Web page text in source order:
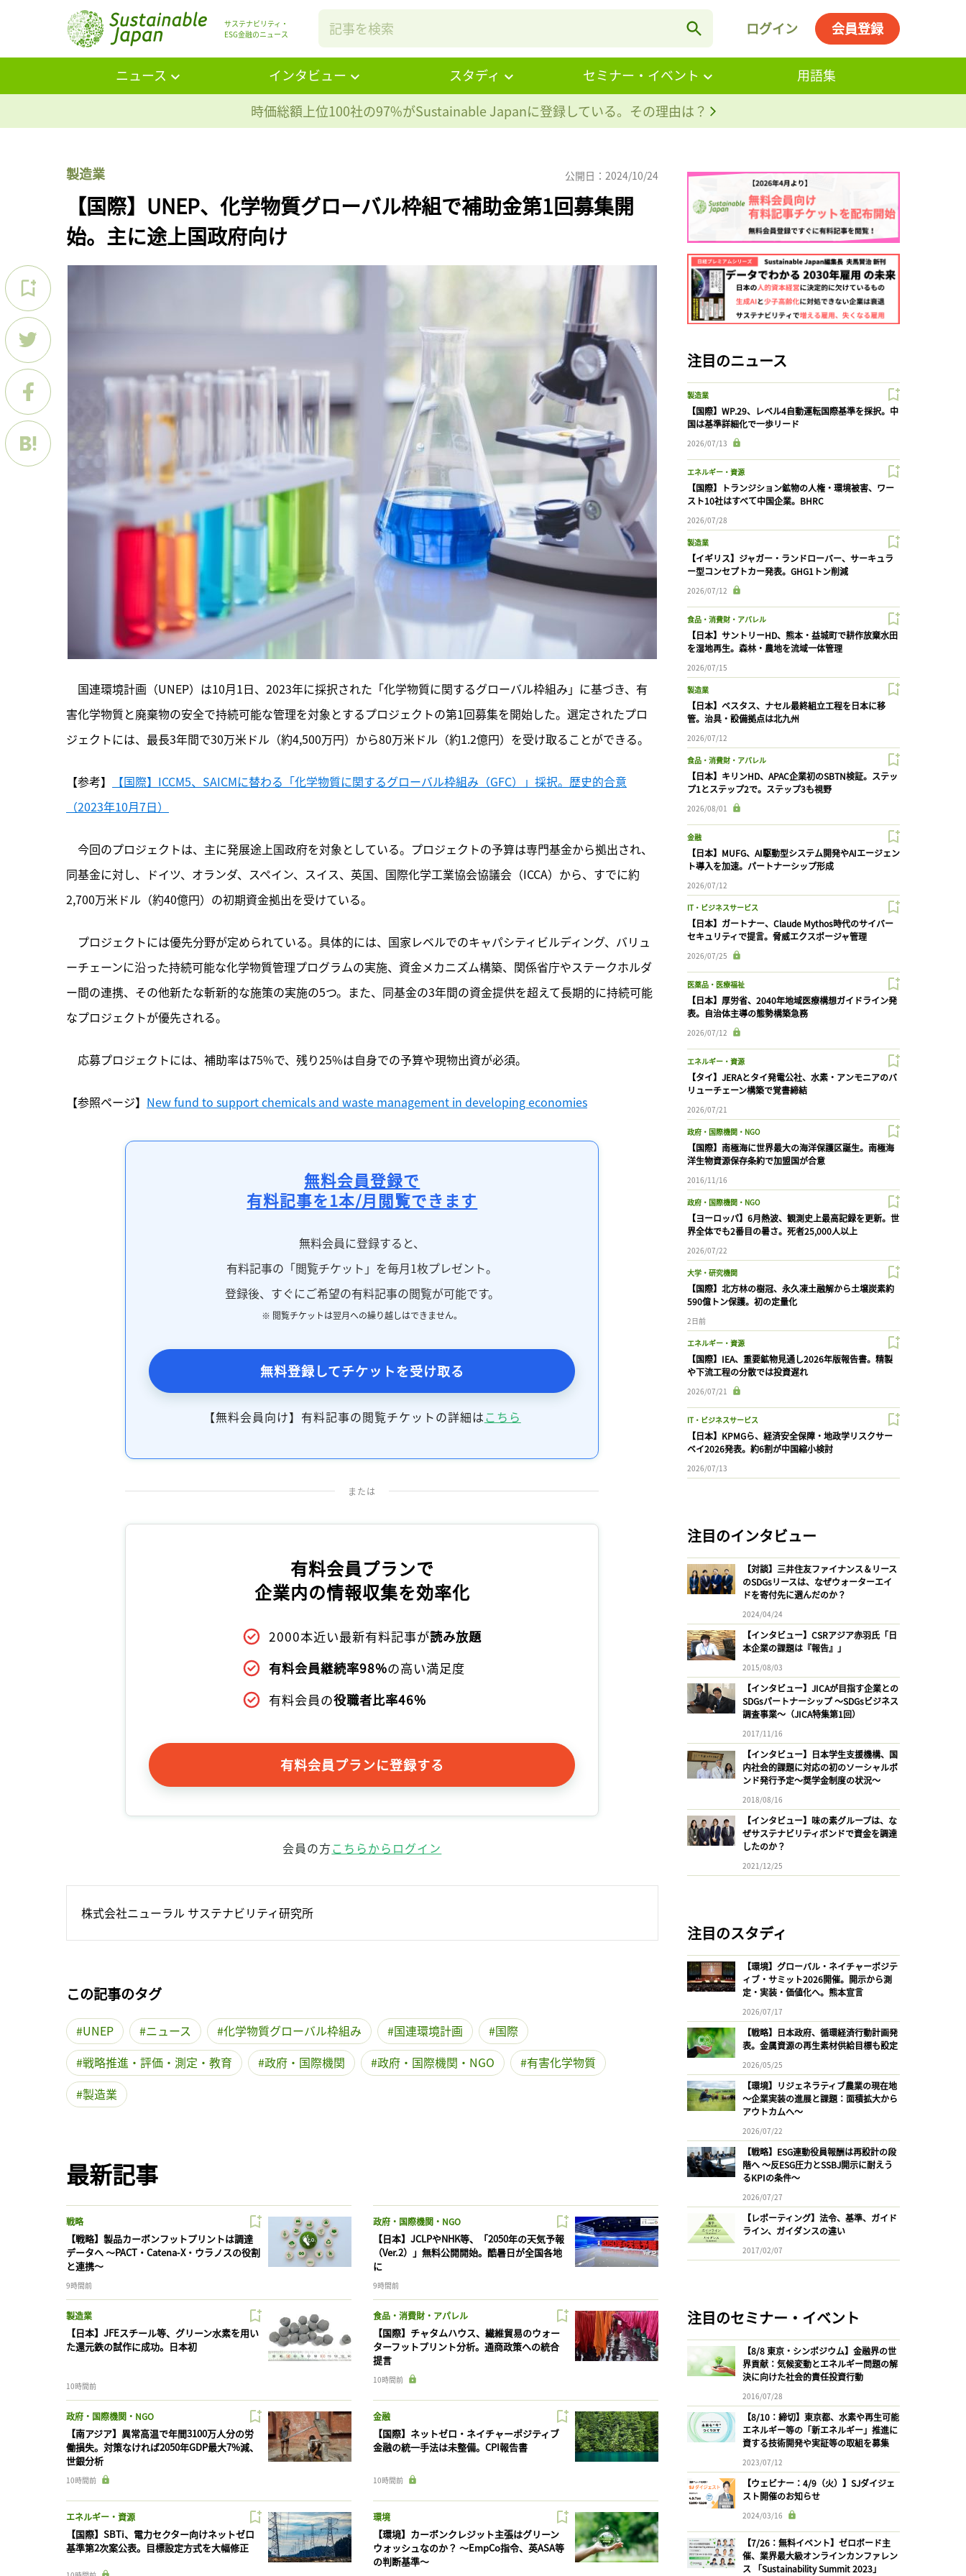
サステナビリティ・
ESG金融のニュース
ログイン 会員登録
ニュース インタビュー スタディ セミナー・イベント
用語集
時価総額上位100社の97%がSustainable Japanに登録している。その理由は？
製造業 公開日：2024/10/24
【国際】UNEP、化学物質グローバル枠組で補助金第1回募集開
始。主に途上国政府向け
国連環境計画（UNEP）は10月1日、2023年に採択された「化学物質に関するグローバル枠組み」に基づき、有
害化学物質と廃棄物の安全で持続可能な管理を対象とするプロジェクトの第1回募集を開始した。選定されたプロ
ジェクトには、最長3年間で30万米ドル（約4,500万円）から80万米ドル（約1.2億円）を受け取ることができる。
【参考】
【国際】ICCM5、SAICMに替わる「化学物質に関するグローバル枠組み（GFC）」採択。歴史的合意
（2023年10月7日）
今回のプロジェクトは、 主に発展途上国政府を対象としている。プロジェクトの予算は専門基金から拠出され、
同基金に対し、ドイツ、オランダ、スペイン、スイス、英国、国際化学工業協会協議会（ICCA）から、すでに約
2,700万米ドル（約40億円）の初期資金拠出を受けている。
プロジェクトには優先分野が定められている。具体的には、国家レベルでのキャパシティビルディング、バリュ
ーチェーンに沿った持続可能な化学物質管理プログラムの実施、資金メカニズム構築、関係省庁やステークホルダ
ー間の連携、その他新たな斬新的な施策の実施の5つ。また、同基金の3年間の資金提供を超えて長期的に持続可能
なプロジェクトが優先される。
応募プロジェクトには、補助率は75%で、残り25%は自身での予算や現物出資が必須。
【参照ページ】 New fund to support chemicals and waste management in developing economies
無料会員登録で
有料記事を1本/月閲覧できます
無料会員に登録すると、
有料記事の「閲覧チケット」を毎月1枚プレゼント。
登録後、すぐにご希望の有料記事の閲覧が可能です。
※ 閲覧チケットは翌月への繰り越しはできません。
無料登録してチケットを受け取る
【無料会員向け】有料記事の閲覧チケットの詳細はこちら
または
有料会員プランで
企業内の情報収集を効率化
2000本近い最新有料記事が読み放題
有料会員継続率98%の高い満足度
有料会員の役職者比率46%
有料会員プランに登録する
会員の方こちらからログイン
株式会社ニューラル サステナビリティ研究所
この記事のタグ
UNEP ニュース 化学物質グローバル枠組み 国連環境計画
国際
戦略推進・評価・測定・教育
政府・国際機関 政府・国際機関・NGO
有害化学物質
製造業
最新記事
戦略
【戦略】製品カーボンフットプリントは調達
データへ 〜PACT・Catena-X・ウラノスの役割
と連携〜
9時間前
政府・国際機関・NGO
【日本】JCLPやNHK等、「2050年の天気予報
（Ver.2）」無料公開開始。酷暑日が全国各地
に
9時間前
製造業
【日本】JFEスチール等、グリーン水素を用い
た還元鉄の試作に成功。日本初
10時間前
食品・消費財・アパレル
【国際】チャタムハウス、繊維貿易のウォー
ターフットプリント分析。通商政策への統合
提言
10時間前
政府・国際機関・NGO
【南アジア】異常高温で年間3100万人分の労
働損失。対策なければ2050年GDP最大7%減、
世銀分析
10時間前
金融
【国際】ネットゼロ・ネイチャーポジティブ
金融の統一手法は未整備。CPI報告書
10時間前
エネルギー・資源
【国際】SBTi、電力セクター向けネットゼロ
基準第2次案公表。目標設定方式を大幅修正
環境
【環境】カーボンクレジット主張はグリーン
ウォッシュなのか？ 〜EmpCo指令、英ASA等
の判断基準〜
注目のニュース
製造業
【国際】WP.29、レベル4自動運転国際基準を採択。中
国は基準詳細化で一歩リード
2026/07/13
エネルギー・資源
【国際】トランジション鉱物の人権・環境被害、ワー
スト10社はすべて中国企業。BHRC
2026/07/28
製造業
【イギリス】ジャガー・ランドローバー、サーキュラ
ー型コンセプトカー発表。GHG1トン削減
2026/07/12
食品・消費財・アパレル
【日本】サントリーHD、熊本・益城町で耕作放棄水田
を湿地再生。森林・農地を流域一体管理
2026/07/15
製造業
【日本】ベスタス、ナセル最終組立工程を日本に移
管。治具・設備拠点は北九州
2026/07/12
食品・消費財・アパレル
【日本】キリンHD、APAC企業初のSBTN検証。ステッ
プ1とステップ2で。ステップ3も視野
2026/08/01
金融
【日本】MUFG、AI駆動型システム開発やAIエージェン
ト導入を加速。パートナーシップ形成
2026/07/12
IT・ビジネスサービス
【日本】ガートナー、Claude Mythos時代のサイバー
セキュリティで提言。脅威エクスポージャ管理
2026/07/25
医薬品・医療福祉
【日本】厚労省、2040年地域医療構想ガイドライン発
表。自治体主導の態勢構築急務
2026/07/12
エネルギー・資源
【タイ】JERAとタイ発電公社、水素・アンモニアのバ
リューチェーン構築で覚書締結
2026/07/21
政府・国際機関・NGO
【国際】南極海に世界最大の海洋保護区誕生。南極海
洋生物資源保存条約で加盟国が合意
2016/11/16
政府・国際機関・NGO
【ヨーロッパ】6月熱波、観測史上最高記録を更新。世
界全体でも2番目の暑さ。死者25,000人以上
2026/07/22
大学・研究機関
【国際】北方林の樹冠、永久凍土融解から土壌炭素約
590億トン保護。初の定量化
2日前
エネルギー・資源
【国際】IEA、重要鉱物見通し2026年版報告書。精製
や下流工程の分散では投資遅れ
2026/07/21
IT・ビジネスサービス
【日本】KPMGら、経済安全保障・地政学リスクサー
ベイ2026発表。約6割が中国縮小検討
2026/07/13
注目のインタビュー
【対談】三井住友ファイナンス＆リース
のSDGsリースは、なぜウォーターエイ
ドを寄付先に選んだのか？
2024/04/24
【インタビュー】CSRアジア赤羽氏「日
本企業の課題は『報告』」
2015/08/03
【インタビュー】JICAが目指す企業との
SDGsパートナーシップ 〜SDGsビジネス
調査事業〜（JICA特集第1回）
2017/11/16
【インタビュー】日本学生支援機構、国
内社会的課題に対応の初のソーシャルボ
ンド発行予定〜奨学金制度の状況〜
2018/08/16
【インタビュー】味の素グループは、な
ぜサステナビリティボンドで資金を調達
したのか？
2021/12/25
注目のスタディ
【環境】グローバル・ネイチャーポジテ
ィブ・サミット2026開催。開示から測
定・実装・価値化へ。熊本宣言
2026/07/17
【戦略】日本政府、循環経済行動計画発
表。金属資源の再生素材供給目標も設定
2026/05/25
【環境】リジェネラティブ農業の現在地
〜企業実装の進展と課題：面積拡大から
アウトカムへ〜
2026/07/22
【戦略】ESG連動役員報酬は再設計の段
階へ 〜反ESG圧力とSSBJ開示に耐えう
るKPIの条件〜
2026/07/27
【レポーティング】法令、基準、ガイド
ライン、ガイダンスの違い
2017/02/07
注目のセミナー・イベント
【8/8 東京・シンポジウム】金融界の世
界貢献：気候変動とエネルギー問題の解
決に向けた社会的責任投資行動
2016/07/28
【8/10：締切】東京都、水素や再生可能
エネルギー等の「新エネルギー」推進に
資する技術開発や実証等の取組を募集
2023/07/12
【ウェビナー：4/9（火）】SJダイジェ
スト開催のお知らせ
2024/03/16
【7/26：無料イベント】ゼロボード主
催、業界最大級オンラインカンファレン
ス 「Sustainability Summit 2023」
ログインが必要です